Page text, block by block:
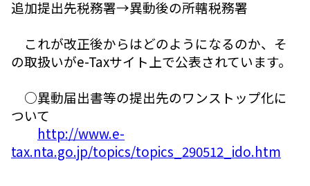
追加提出先税務署→異動後の所轄税務署
これが改正後からはどのようになるのか、そ
の取扱いがe-Taxサイト上で公表されています。
○異動届出書等の提出先のワンストップ化に
ついて
http://www.e-
tax.nta.go.jp/topics/topics_290512_ido.htm